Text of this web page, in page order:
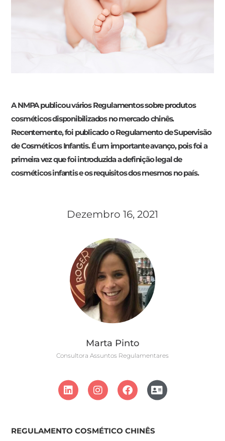
A NMPA publicou vários Regulamentos sobre produtos
cosméticos disponibilizados no mercado chinês.
Recentemente, foi publicado o Regulamento de Supervisão
de Cosméticos Infantis. É um importante avanço, pois foi a
primeira vez que foi introduzida a definição legal de
cosméticos infantis e os requisitos dos mesmos no país.
Dezembro 16, 2021
Marta Pinto
Consultora Assuntos Regulamentares
REGULAMENTO COSMÉTICO CHINÊS